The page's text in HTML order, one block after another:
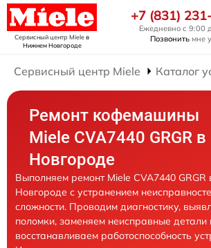
Сервисный центр Mieleв
Нижнем Новгороде
+7 (831)
Ежедневно с 9:00
Позвонить мне
Сервисный центр Miele Каталог
Ремонт кофемашины
Miele CVA7440 GRGR
Новгороде
Выполняем ремонт Miele CVA7440
Новгороде с устранением
сложности. Проводим диагностику,
поломки, заменяем неисправные детали
восстанавливаем работоспособность